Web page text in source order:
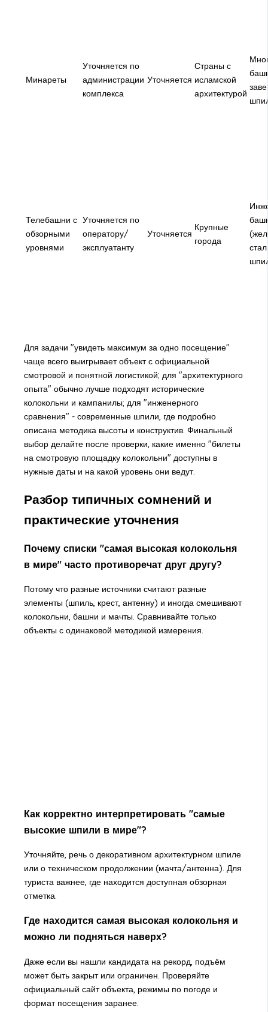
Минареты
Уточняется по
администрации
комплекса
Уточняется
Страны с
исламской
архитектурой
Телебашни с
обзорными
уровнями
Уточняется по
оператору/
эксплуатанту
Уточняется
Крупные
города
Для задачи "увидеть максимум за одно посещение"
чаще всего выигрывает объект с официальной
смотровой и понятной логистикой; для "архитектурного
опыта" обычно лучше подходят исторические
колокольни и кампанилы; для "инженерного
сравнения" - современные шпили, где подробно
описана методика высоты и конструктив. Финальный
выбор делайте после проверки, какие именно "билеты
на смотровую площадку колокольни" доступны в
нужные даты и на какой уровень они ведут.
Разбор типичных сомнений и
практические уточнения
Почему списки "самая высокая колокольня
в мире" часто противоречат друг другу?
Потому что разные источники считают разные
элементы (шпиль, крест, антенну) и иногда смешивают
колокольни, башни и мачты. Сравнивайте только
объекты с одинаковой методикой измерения.
Как корректно интерпретировать "самые
высокие шпили в мире"?
Уточняйте, речь о декоративном архитектурном шпиле
или о техническом продолжении (мачта/антенна). Для
туриста важнее, где находится доступная обзорная
отметка.
Где находится самая высокая колокольня и
можно ли подняться наверх?
Даже если вы нашли кандидата на рекорд, подъём
может быть закрыт или ограничен. Проверяйте
официальный сайт объекта, режимы по погоде и
формат посещения заранее.